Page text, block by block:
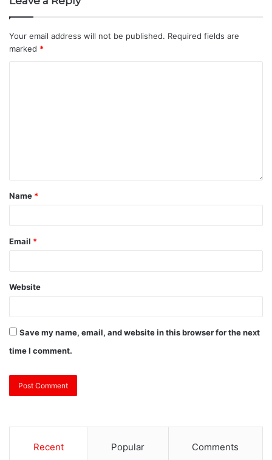
Your email address will not be published. Required fields are
marked *
Name *
Email *
Website
Save my name, email, and website in this browser for the next
time I comment.
Recent Popular Comments